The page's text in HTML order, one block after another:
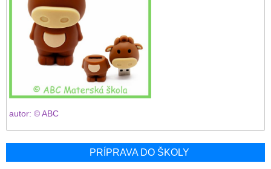
autor: © ABC
PRÍPRAVA DO ŠKOLY